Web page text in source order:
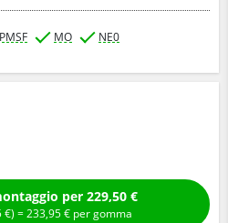
MO NE0
Compra con montaggio per 229,50 €
€ ) =233,95€ per gomma